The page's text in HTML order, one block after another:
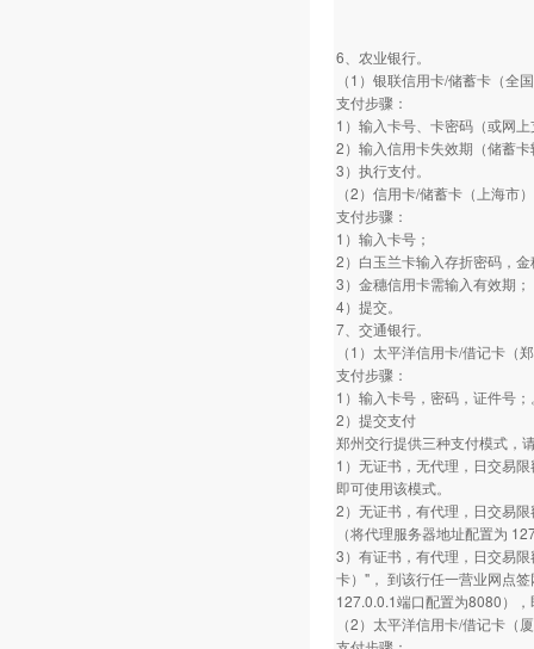
6、农业银行。
（1）银联信用卡/储蓄卡（全
支付步骤：
1）输入卡号、卡密码（或网
2）输入信用卡失效期（储蓄
3）执行支付。
（2）信用卡/储蓄卡（上海市）
支付步骤：
1）输入卡号；
2）白玉兰卡输入存折密码，
3）金穗信用卡需输入有效期；
4）提交。
7、交通银行。
（1）太平洋信用卡/借记卡（
支付步骤：
1）输入卡号，密码，证件号；
2）提交支付
郑州交行提供三种支付模式，
1）无证书，无代理，日交易
即可使用该模式。
2）无证书，有代理，日交易
（将代理服务器地址配置为
3）有证书，有代理，日交易
卡）"， 到该行任一营业网点
127.0.0.1端口配置为8080）
（2）太平洋信用卡/借记卡（